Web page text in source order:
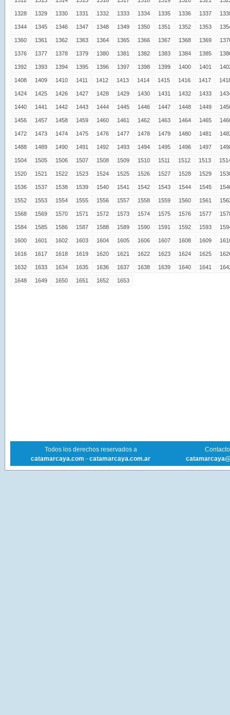
1328 1329 1330 1331 1332 1333 1334 1335 1336 1337
1344 1345 1346 1347 1348 1349 1350 1351 1352 1353
1360 1361 1362 1363 1364 1365 1366 1367 1368 1369
1376 1377 1378 1379 1380 1381 1382 1383 1384 1385
1392 1393 1394 1395 1396 1397 1398 1399 1400 1401
1408 1409 1410 1411 1412 1413 1414 1415 1416 1417
1424 1425 1426 1427 1428 1429 1430 1431 1432 1433
1440 1441 1442 1443 1444 1445 1446 1447 1448 1449
1456 1457 1458 1459 1460 1461 1462 1463 1464 1465
1472 1473 1474 1475 1476 1477 1478 1479 1480 1481
1488 1489 1490 1491 1492 1493 1494 1495 1496 1497
1504 1505 1506 1507 1508 1509 1510 1511 1512 1513
1520 1521 1522 1523 1524 1525 1526 1527 1528 1529
1536 1537 1538 1539 1540 1541 1542 1543 1544 1545
1552 1553 1554 1555 1556 1557 1558 1559 1560 1561
1568 1569 1570 1571 1572 1573 1574 1575 1576 1577
1584 1585 1586 1587 1588 1589 1590 1591 1592 1593
1600 1601 1602 1603 1604 1605 1606 1607 1608 1609
1616 1617 1618 1619 1620 1621 1622 1623 1624 1625
1632 1633 1634 1635 1636 1637 1638 1639 1640 1641
1648 1649 1650 1651 1652 1653
Todos los derechos reservados a
catamarcaya.com - catamarcaya.com.ar